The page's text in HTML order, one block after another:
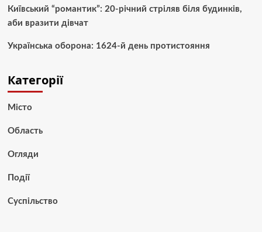
Київський “романтик”: 20-річний стріляв біля будинків,
аби вразити дівчат
Українська оборона: 1624-й день протистояння
Категорії
Місто
Область
Огляди
Події
Суспільство